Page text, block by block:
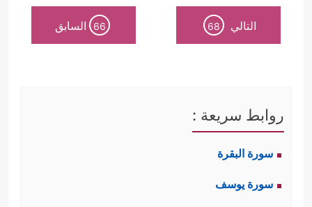
التالي 68
66 السابق
روابط سريعة :
سورة البقرة
سورة يوسف